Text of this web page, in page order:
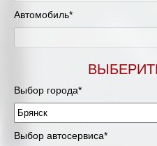
Автомобиль*
Выбор города*
Выбор автосервиса*